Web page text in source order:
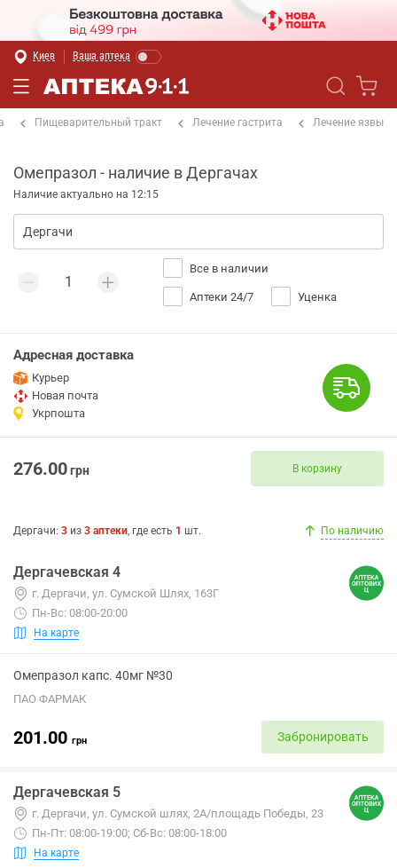
Киев Ваша аптека
Пищеварительный тракт Лечение гастрита Лечение язвы
Омепразол - наличие в Дергачах
Наличие актуально на 12:15
Все в наличии
Аптеки 24/7 Уценка
Адресная доставка
Курьер
Новая почта
Укрпошта
276.00грн В корзину
Дергачи: 3 из 3 аптеки, где есть 1 шт. По наличию
Дергачевская 4
г. Дергачи, ул. Сумской Шлях, 163Г
Пн-Вс: 08:00-20:00
На карте
Омепразол капс. 40мг №30
ПАО ФАРМАК
201.00 грн Забронировать
Дергачевская 5
г. Дергачи, ул. Сумской шлях, 2А/площадь Победы, 23
Пн-Пт: 08:00-19:00; Сб-Вс: 08:00-18:00
На карте